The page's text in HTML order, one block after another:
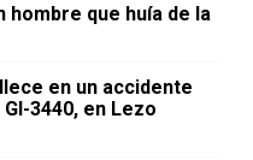
que huía de la
en un accidente
3440, en Lezo